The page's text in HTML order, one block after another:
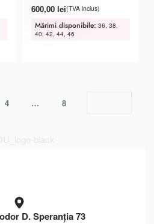
Evaluat la5.00din 5
600,00 lei(TVA inclus)
Mărimi disponibile: 36, 38,
40, 42, 44, 46
4 … 8
D. Speranția 73